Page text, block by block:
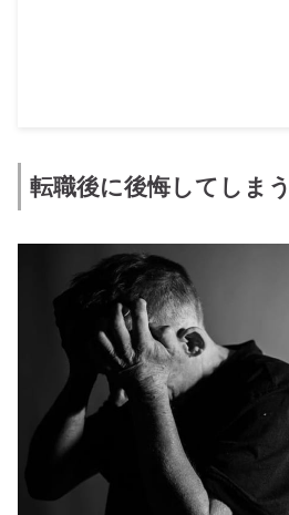
転職後に後悔してしま